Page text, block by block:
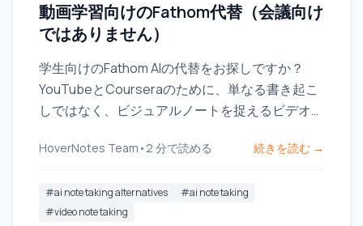
動画学習向けのFathom代替（会議向け
ではありません）
学生向けのFathom AIの代替をお探しですか？
YouTubeとCourseraのために、単なる書き起こ
しではなく、ビジュアルノートを捉えるビデオ学
HoverNotes Team • 2 分で読める 続きを読む →
#ai note taking alternatives #ai note taking
#video note taking